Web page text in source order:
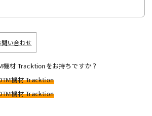
い合わせ
機材 Tracktionをお持ちですか？
機材 Tracktion
機材 Tracktion